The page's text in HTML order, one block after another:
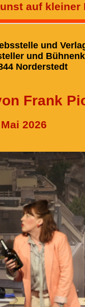
auf
und
und
Norderstedt
Frank
2026